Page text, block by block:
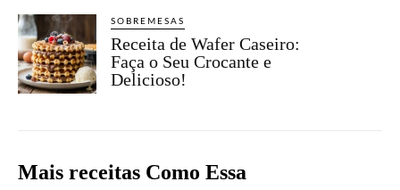
SOBREMESAS
Receita de Wafer Caseiro:
Faça o Seu Crocante e
Delicioso!
Mais receitas Como Essa